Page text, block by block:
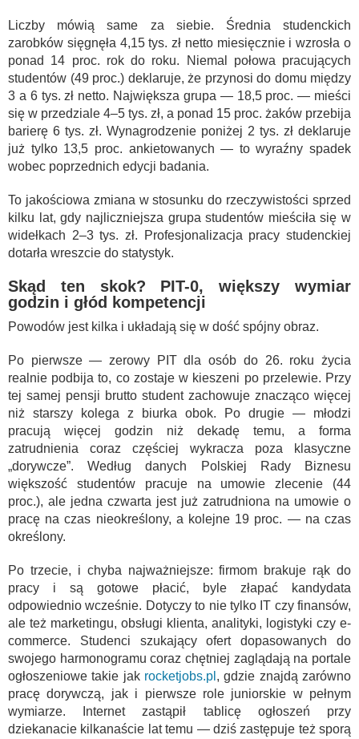
Liczby mówią same za siebie. Średnia studenckich
zarobków sięgnęła 4,15 tys. zł netto miesięcznie i wzrosła o
ponad 14 proc. rok do roku. Niemal połowa pracujących
studentów (49 proc.) deklaruje, że przynosi do domu między
3 a 6 tys. zł netto. Największa grupa — 18,5 proc. — mieści
się w przedziale 4–5 tys. zł, a ponad 15 proc. żaków przebija
barierę 6 tys. zł. Wynagrodzenie poniżej 2 tys. zł deklaruje
już tylko 13,5 proc. ankietowanych — to wyraźny spadek
wobec poprzednich edycji badania.
To jakościowa zmiana w stosunku do rzeczywistości sprzed
kilku lat, gdy najliczniejsza grupa studentów mieściła się w
widełkach 2–3 tys. zł. Profesjonalizacja pracy studenckiej
dotarła wreszcie do statystyk.
Skąd ten skok? PIT-0, większy wymiar
godzin i głód kompetencji
Powodów jest kilka i układają się w dość spójny obraz.
Po pierwsze — zerowy PIT dla osób do 26. roku życia
realnie podbija to, co zostaje w kieszeni po przelewie. Przy
tej samej pensji brutto student zachowuje znacząco więcej
niż starszy kolega z biurka obok. Po drugie — młodzi
pracują więcej godzin niż dekadę temu, a forma
zatrudnienia coraz częściej wykracza poza klasyczne
„dorywcze”. Według danych Polskiej Rady Biznesu
większość studentów pracuje na umowie zlecenie (44
proc.), ale jedna czwarta jest już zatrudniona na umowie o
pracę na czas nieokreślony, a kolejne 19 proc. — na czas
określony.
Po trzecie, i chyba najważniejsze: firmom brakuje rąk do
pracy i są gotowe płacić, byle złapać kandydata
odpowiednio wcześnie. Dotyczy to nie tylko IT czy finansów,
ale też marketingu, obsługi klienta, analityki, logistyki czy e-
commerce. Studenci szukający ofert dopasowanych do
swojego harmonogramu coraz chętniej zaglądają na portale
ogłoszeniowe takie jak rocketjobs.pl , gdzie znajdą zarówno
pracę dorywczą, jak i pierwsze role juniorskie w pełnym
wymiarze. Internet zastąpił tablicę ogłoszeń przy
dziekanacie kilkanaście lat temu — dziś zastępuje też sporą